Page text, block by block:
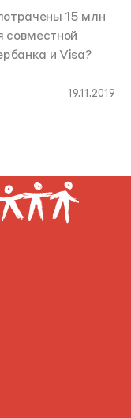
15 млн
совместной
и Visa?
19.11.2019